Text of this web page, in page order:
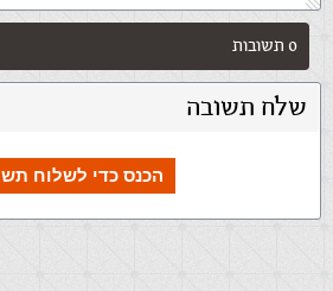
0 תשובות
שלח תשובה
הכנס כדי לשלוח